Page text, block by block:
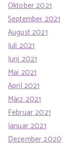
Oktober 2021
September 2021
August 2021
Juli 2021
Juni 2021
Mai 2021
April 2021
März 2021
Februar 2021
Januar 2021
Dezember 2020